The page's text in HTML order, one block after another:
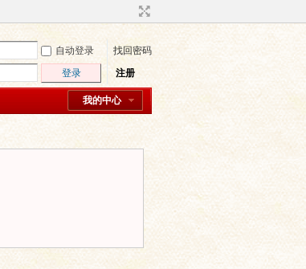
自动登录
找回密码
登录 注册
我的中心